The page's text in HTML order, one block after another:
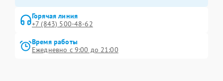
Горячая линия
+7 (843) 500-48-62
Время работы
Ежедневно с 9:00 до 21:00